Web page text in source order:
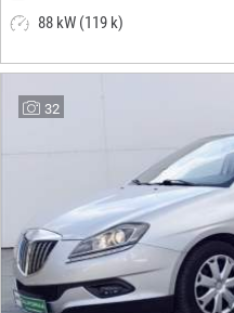
88 kW (119 k)
32